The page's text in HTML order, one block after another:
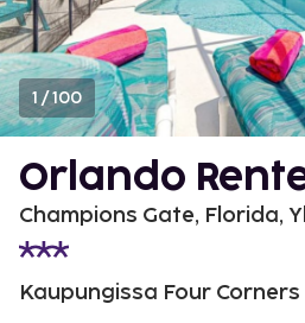
1 /100
Orlando
Champions Gate, Florida,
Kaupungissa Four